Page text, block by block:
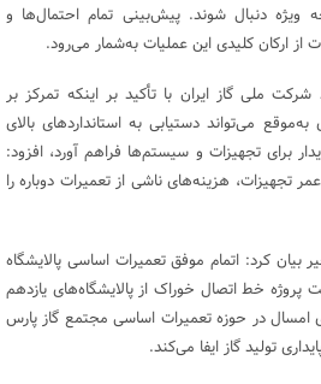
دنبال شوند. پیش‌بینی تمام احتمال‌ها و
از ارکان کلیدی این عملیات به‌شمار می‌رود.
ملی گاز ایران با تأکید بر اینکه تمرکز بر
می‌تواند دستیابی به استانداردهای بالای
برای تجهیزات و سیستم‌ها فراهم آورد، افزود:
تجهیزات، هزینه‌های ناشی از تعمیرات دوباره را
بیان کرد: اتمام موفق تعمیرات اساسی پالایشگاه
خط اتصال خوراک از پالایشگاه‌های یازدهم
امسال در حوزه تعمیرات اساسی مجتمع گاز پارس
تولید گاز ایفا می‌کند.